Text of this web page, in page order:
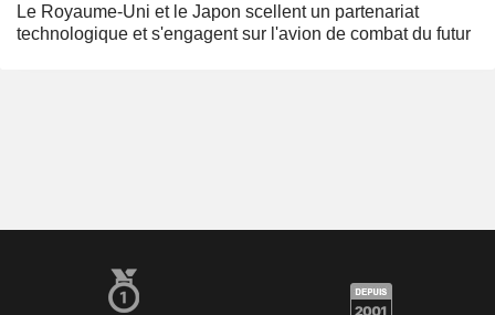
Le Royaume-Uni et le Japon scellent un partenariat
technologique et s'engagent sur l'avion de combat du futur